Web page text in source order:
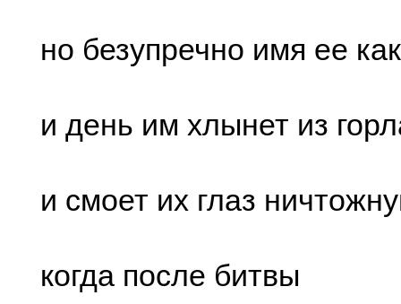
но безупречно имя ее
и день им хлынет из
и смоет их глаз
когда после битвы